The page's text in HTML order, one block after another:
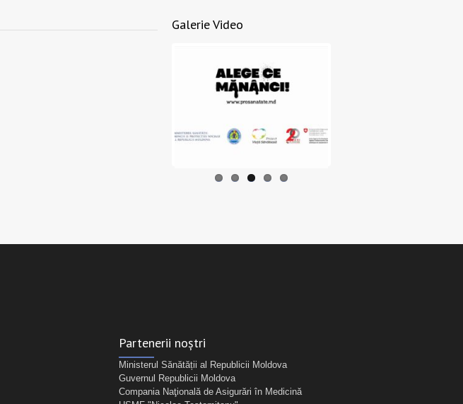
Galerie Video
Partenerii noștri
Ministerul Sănătății al Republicii Moldova
Guvernul Republicii Moldova
Compania Naţională de Asigurări în Medicină